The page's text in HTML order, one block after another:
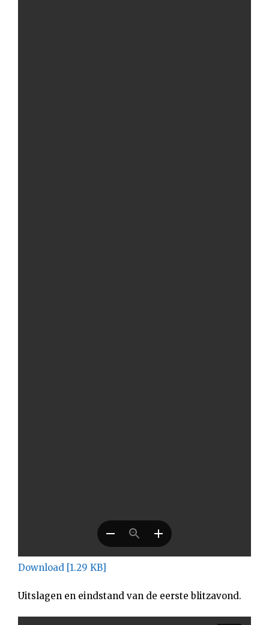
Download [1.29 KB]
Uitslagen en eindstand van de eerste blitzavond.